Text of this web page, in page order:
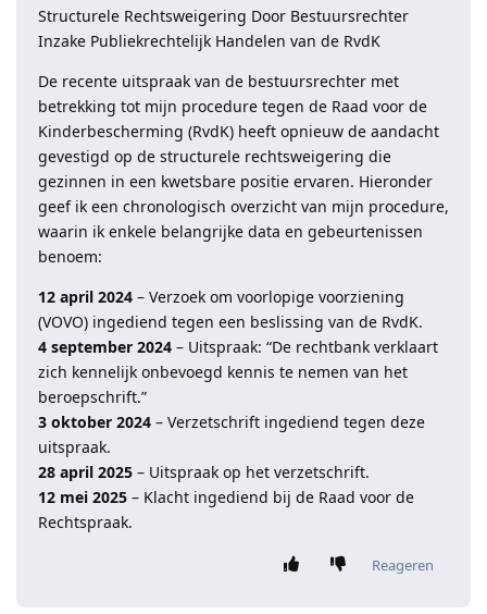
Structurele Rechtsweigering Door Bestuursrechter
Inzake Publiekrechtelijk Handelen van de RvdK
De recente uitspraak van de bestuursrechter met
betrekking tot mijn procedure tegen de Raad voor de
Kinderbescherming (RvdK) heeft opnieuw de aandacht
gevestigd op de structurele rechtsweigering die
gezinnen in een kwetsbare positie ervaren. Hieronder
geef ik een chronologisch overzicht van mijn procedure,
waarin ik enkele belangrijke data en gebeurtenissen
benoem:
12 april 2024 – Verzoek om voorlopige voorziening
(VOVO) ingediend tegen een beslissing van de RvdK.
4 september 2024 – Uitspraak: “De rechtbank verklaart
zich kennelijk onbevoegd kennis te nemen van het
beroepschrift.”
3 oktober 2024 – Verzetschrift ingediend tegen deze
uitspraak.
28 april 2025 – Uitspraak op het verzetschrift.
12 mei 2025 – Klacht ingediend bij de Raad voor de
Rechtspraak.
Reageren